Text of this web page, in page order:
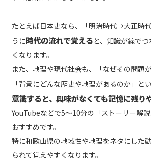
たとえば日本史なら、「明治時代→大正時
うに時代の流れで覚えると、知識が線で
くなります。
また、地理や現代社会も、「なぜその問題が
「背景にどんな歴史や地理があるのか」と
意識すると、興味がなくても記憶に残り
YouTubeなどで5〜10分の「ストーリー解
おすすめです。
特に和歌山県の地域性や地理をネタにした
られて覚えやすくなります。